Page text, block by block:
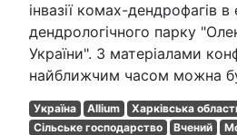
інвазії комах-дендрофагів
дендрологічного парку
України". З матеріалами
найближчим часом можна
Україна Allium Харківська
Сільське господарство
Вчений